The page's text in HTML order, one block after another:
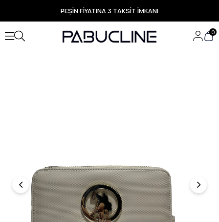
PEŞİN FİYATINA 3 TAKSİT İMKANI
TÜM ÜRÜNLERDE ÜCRETSİZ KARGO
Yeni Sezon Ürünlerde Özel Fırsatlar
Seçili Ürünlerde Hızlı Teslimat
0